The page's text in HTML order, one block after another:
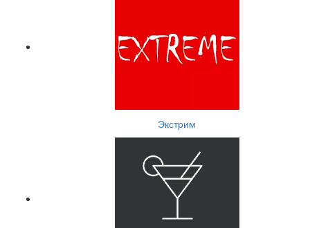
Экстрим